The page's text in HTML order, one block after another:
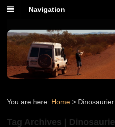
Navigation
You are here: Home > Dinosaurier
Tag Archives |